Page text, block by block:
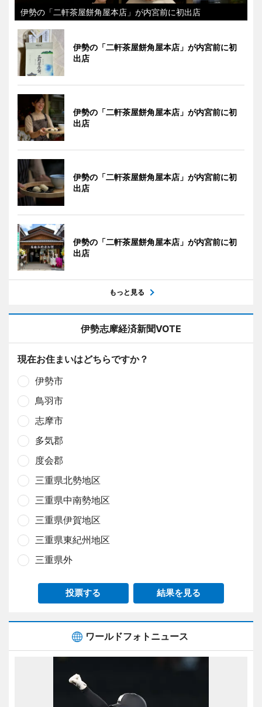
伊勢の「二軒茶屋餅角屋本店」が内宮前に初出店
伊勢の「二軒茶屋餅角屋本店」が内宮前に初
出店
伊勢の「二軒茶屋餅角屋本店」が内宮前に初
出店
伊勢の「二軒茶屋餅角屋本店」が内宮前に初
出店
伊勢の「二軒茶屋餅角屋本店」が内宮前に初
出店
もっと見る
伊勢志摩経済新聞VOTE
現在お住まいはどちらですか？
伊勢市
鳥羽市
志摩市
多気郡
度会郡
三重県北勢地区
三重県中南勢地区
三重県伊賀地区
三重県東紀州地区
三重県外
投票する 結果を見る
ワールドフォトニュース